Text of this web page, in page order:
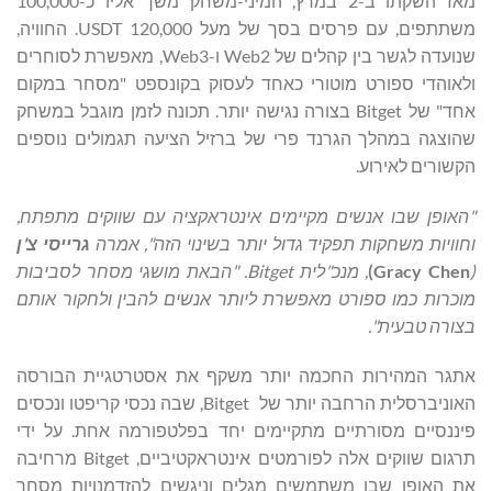
משתתפים, עם פרסים בסך של מעל 120,000 USDT. החוויה,
שנועדה לגשר בין קהלים של Web2 ו-Web3, מאפשרת לסוחרים
ולאוהדי ספורט מוטורי כאחד לעסוק בקונספט "מסחר במקום
אחד" של Bitget בצורה נגישה יותר. תכונה לזמן מוגבל במשחק
שהוצגה במהלך הגרנד פרי של ברזיל הציעה תגמולים נוספים
הקשורים לאירוע.
"האופן שבו אנשים מקיימים אינטראקציה עם שווקים מתפתח,
וחוויות משחקות תפקיד גדול יותר בשינוי הזה", אמרה גרייסי צ'ן
(
Gracy Chen
) , מנכ"ליתBitget . "הבאת מושגי מסחר לסביבות
מוכרות כמו ספורט מאפשרת ליותר אנשים להבין ולחקור אותם
בצורה טבעית".
אתגר המהירות החכמה יותר משקף את אסטרטגיית הבורסה
האוניברסלית הרחבה יותר של Bitget, שבה נכסי קריפטו ונכסים
פיננסיים מסורתיים מתקיימים יחד בפלטפורמה אחת. על ידי
תרגום שווקים אלה לפורמטים אינטראקטיביים, Bitget מרחיבה
את האופן שבו משתמשים מגלים וניגשים להזדמנויות מסחר